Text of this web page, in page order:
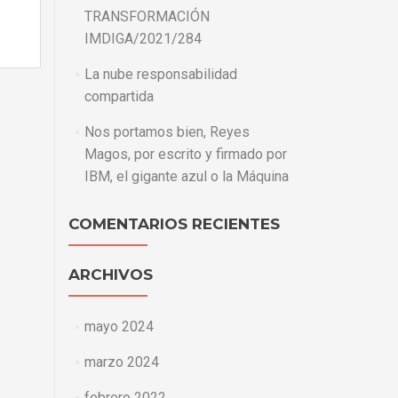
TRANSFORMACIÓN
IMDIGA/2021/284
La nube responsabilidad
compartida
Nos portamos bien, Reyes
Magos, por escrito y firmado por
IBM, el gigante azul o la Máquina
COMENTARIOS RECIENTES
ARCHIVOS
mayo 2024
marzo 2024